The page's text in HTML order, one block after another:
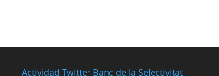
Actividad Twitter Banc de la Selectivitat